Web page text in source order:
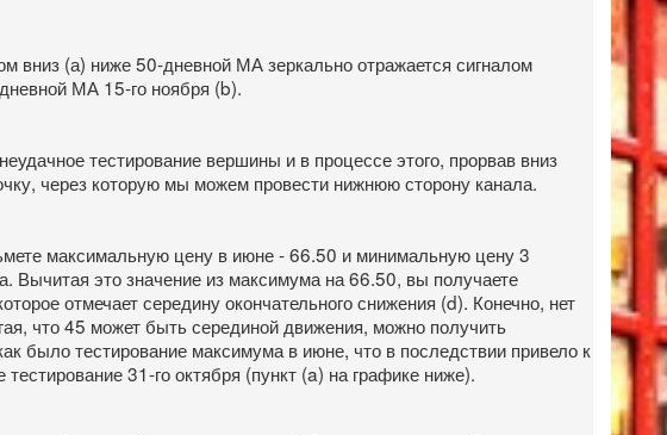
вниз (а) ниже 50-дневной МА зеркально отражается сигналом
МА 15-го ноября (b).
тестирование вершины и в процессе этого, прорвав вниз
через которую мы можем провести нижнюю сторону канала.
максимальную цену в июне - 66.50 и минимальную цену 3
Вычитая это значение из максимума на 66.50, вы получаете
отмечает середину окончательного снижения (d). Конечно, нет
что 45 может быть серединой движения, можно получить
было тестирование максимума в июне, что в последствии привело к
31-го октября (пункт (a) на графике ниже).